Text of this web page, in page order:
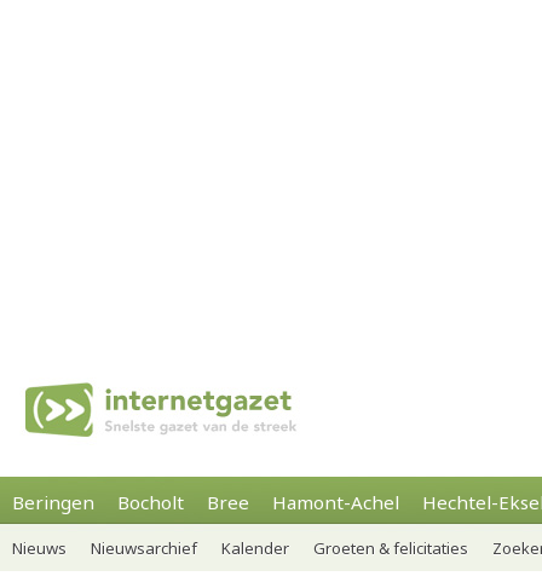
Beringen Bocholt Bree Hamont-Achel Hechtel-
Nieuws Nieuwsarchief Kalender Groeten & felicitaties